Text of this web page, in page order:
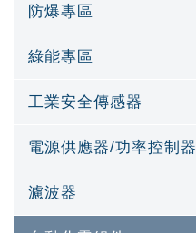
防爆專區
綠能專區
工業安全傳感器
電源供應器/功率控制器
濾波器